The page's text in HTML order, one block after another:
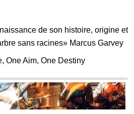
de son histoire, origine et
sans racines» Marcus Garvey
One Aim, One Destiny